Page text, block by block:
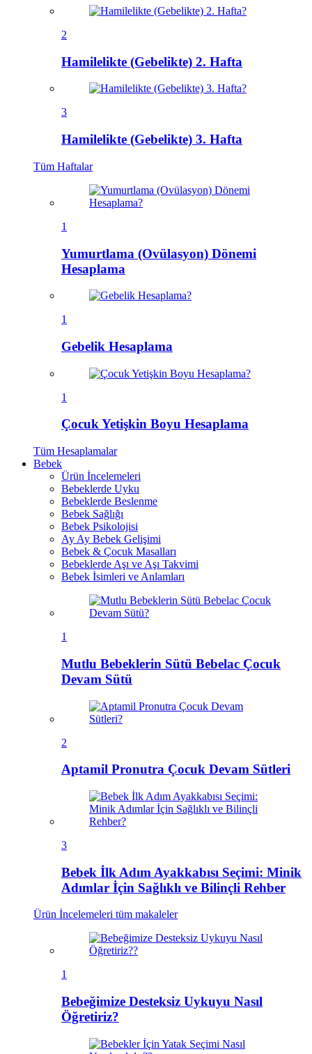
2
Hamilelikte (Gebelikte) 2. Hafta
3
Hamilelikte (Gebelikte) 3. Hafta
Tüm Haftalar
1
Yumurtlama (Ovülasyon) Dönemi
Hesaplama
1
Gebelik Hesaplama
1
Çocuk Yetişkin Boyu Hesaplama
Tüm Hesaplamalar
Bebek
Ürün İncelemeleri
Bebeklerde Uyku
Bebeklerde Beslenme
Bebek Sağlığı
Bebek Psikolojisi
Ay Ay Bebek Gelişimi
Bebek & Çocuk Masalları
Bebeklerde Aşı ve Aşı Takvimi
Bebek İsimleri ve Anlamları
1
Mutlu Bebeklerin Sütü Bebelac Çocuk
Devam Sütü
2
Aptamil Pronutra Çocuk Devam Sütleri
3
Bebek İlk Adım Ayakkabısı Seçimi: Minik
Adımlar İçin Sağlıklı ve Bilinçli Rehber
Ürün İncelemeleri tüm makaleler
1
Bebeğimize Desteksiz Uykuyu Nasıl
Öğretiriz?